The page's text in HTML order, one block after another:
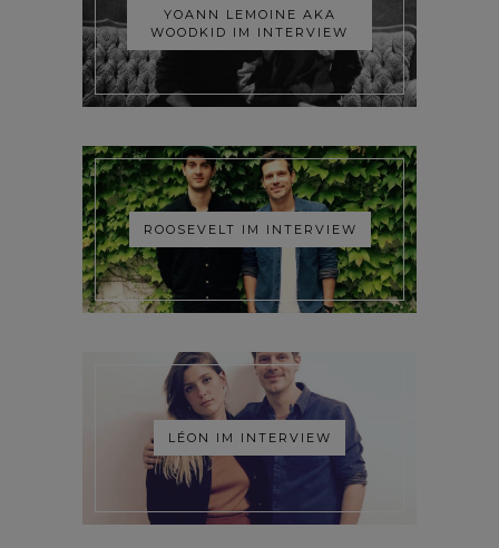
YOANN LEMOINE AKA
WOODKID IM INTERVIEW
ROOSEVELT IM INTERVIEW
LÉON IM INTERVIEW